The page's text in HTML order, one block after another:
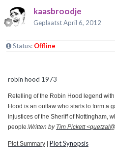
kaasbroodje
GeplaatstApril 6, 2012
Status: Offline
robin hood 1973
Retelling of the Robin Hood legend
Hood is an outlaw who starts to form a
injustices of the Sheriff of Nottingham,
people. Written by Tim Pickett
Plot Summary | Plot Synopsis